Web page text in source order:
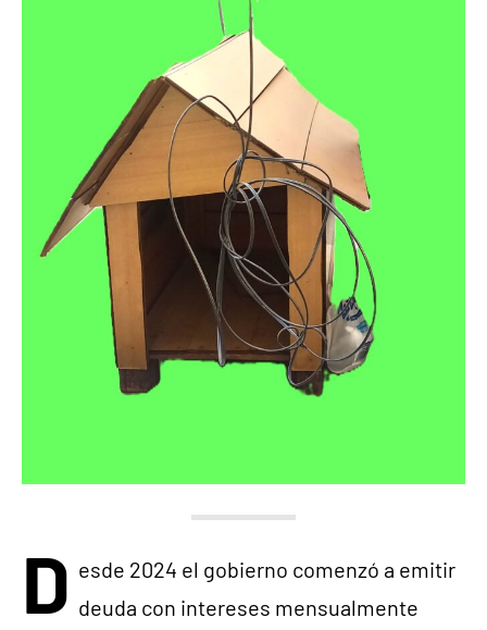
D esde 2024 el gobierno comenzó a emitir
deuda con intereses mensualmente